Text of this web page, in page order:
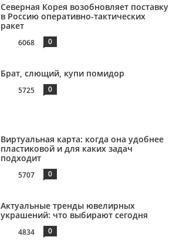
Северная Корея возобновляет поставку
в Россию оперативно-тактических
ракет
6068 0
Брат, слющий, купи помидор
5725 0
Виртуальная карта: когда она удобнее
пластиковой и для каких задач
подходит
5707 0
Актуальные тренды ювелирных
украшений: что выбирают сегодня
4834 0